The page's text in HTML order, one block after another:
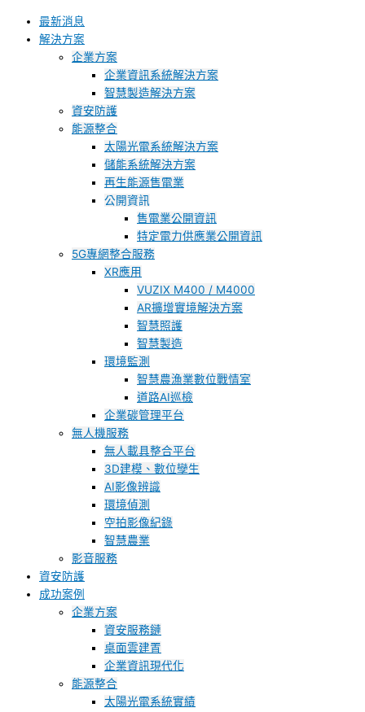
最新消息
解決方案
企業方案
企業資訊系統解決方案
智慧製造解決方案
資安防護
能源整合
太陽光電系統解決方案
儲能系統解決方案
再生能源售電業
公開資訊
售電業公開資訊
特定電力供應業公開資訊
5G專網整合服務
XR應用
VUZIX M400 / M4000
AR擴增實境解決方案
智慧照護
智慧製造
環境監測
智慧農漁業數位戰情室
道路AI巡檢
企業碳管理平台
無人機服務
無人載具整合平台
3D建模、數位孿生
AI影像辨識
環境偵測
空拍影像紀錄
智慧農業
影音服務
資安防護
成功案例
企業方案
資安服務鏈
桌面雲建置
企業資訊現代化
能源整合
太陽光電系統實績